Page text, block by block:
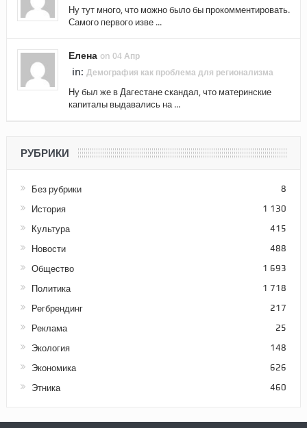
Ну тут много, что можно было бы прокомментировать.
Самого первого изве ...
Елена on 04 Апр
in: Демография как проблема для регионализма
Ну был же в Дагестане скандал, что материнские
капиталы выдавались на ...
РУБРИКИ
Без рубрики 8
История 1 130
Культура 415
Новости 488
Общество 1 693
Политика 1 718
Регбрендинг 217
Реклама 25
Экология 148
Экономика 626
Этника 460